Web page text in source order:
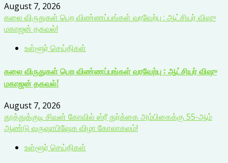
August 7, 2026
கலை விருதுகள் பெற விண்ணப்பங்கள் வரவேற்பு : ஆட்சியர் விஷு
மகாஜன் தகவல்!
உள்ளூர் செய்திகள்
கலை விருதுகள் பெற விண்ணப்பங்கள் வரவேற்பு : ஆட்சியர் விஷு
மகாஜன் தகவல்!
August 7, 2026
தூத்துக்குடி சிவன் கோவில் ஸ்ரீ துர்க்கை அம்பிகைக்கு 55-ஆம்
ஆண்டு வருஷாபிஷேக விழா கோலாகலம்!
உள்ளூர் செய்திகள்